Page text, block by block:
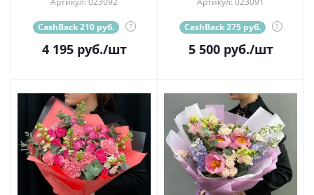
CashBack 210 руб. ?
4 195руб./шт
CashBack 275 руб. ?
5 500руб./шт